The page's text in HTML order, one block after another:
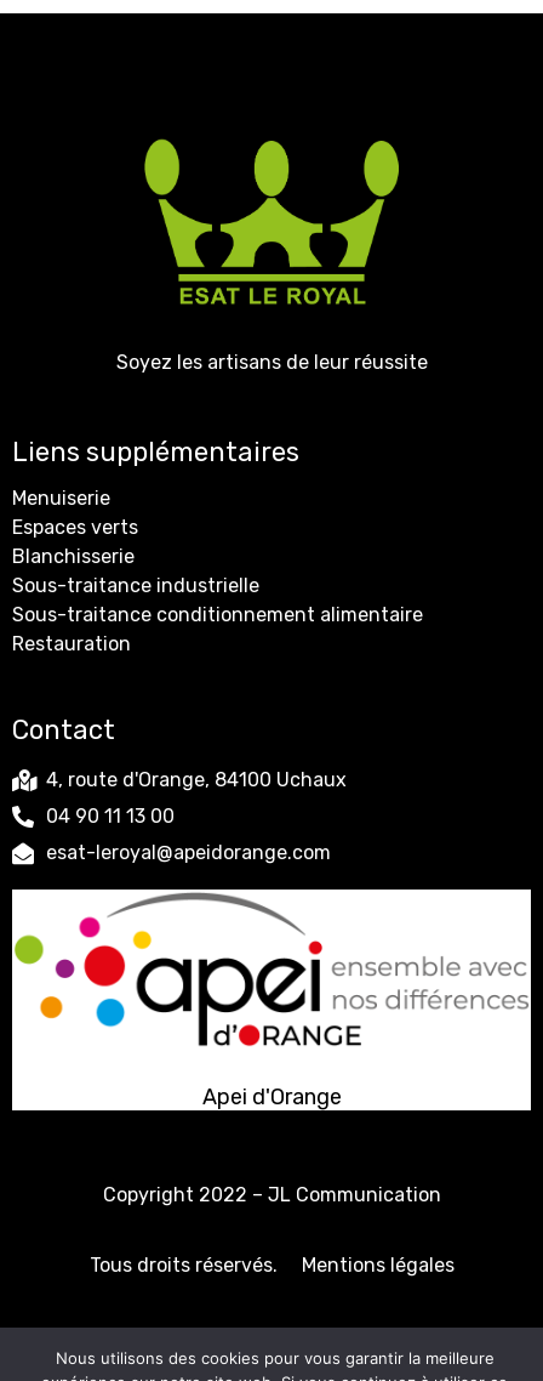
Soyez les artisans de leur réussite
Liens supplémentaires
Menuiserie
Espaces verts
Blanchisserie
Sous-traitance industrielle
Sous-traitance conditionnement alimentaire
Restauration
Contact
4, route d'Orange, 84100 Uchaux
04 90 11 13 00
esat-leroyal@apeidorange.com
Apei d'Orange
Copyright 2022 – JL Communication
Tous droits réservés. Mentions légales
Nous utilisons des cookies pour vous garantir la meilleure